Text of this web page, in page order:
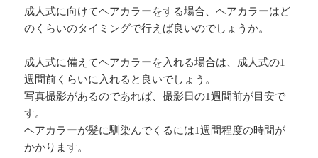
成人式に向けてヘアカラーをする場合、ヘアカラーはど
のくらいのタイミングで行えば良いのでしょうか。
成人式に備えてヘアカラーを入れる場合は、成人式の1
週間前くらいに入れると良いでしょう。
写真撮影があるのであれば、撮影日の1週間前が目安で
す。
ヘアカラーが髪に馴染んでくるには1週間程度の時間が
かかります。